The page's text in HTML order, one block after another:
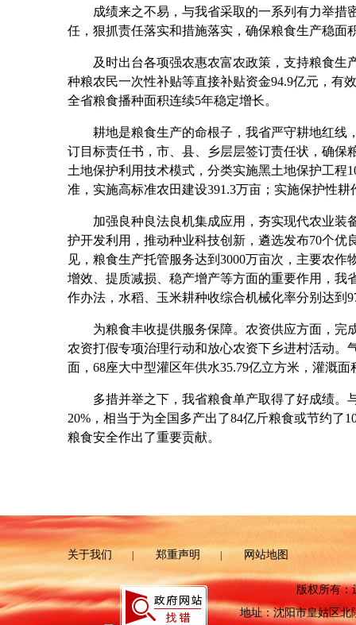
成绩来之不易，与我省采取的一系列有力举措密
任，狠抓责任落实和措施落实，确保粮食生产稳面
及时出台各项强农惠农富农政策，支持粮食生
种粮农民一次性补贴等直接补贴资金94.9亿元，有
全省粮食播种面积连续5年稳定增长。
耕地是粮食生产的命根子，我省严守耕地红线，
订目标责任书，市、县、乡层层签订责任状，确保
土地保护利用技术模式，分类实施黑土地保护工程
准，实施高标准农田建设391.3万亩；实施保护性
加强良种良法良机集成应用，夯实现代农业装备
护开发利用，推动种业科技创新，遴选发布70个
见，粮食生产托管服务达到3000万亩次，主要农
增效、提质减损、稳产增产等方面的重要作用，
作办法，水稻、玉米耕种收综合机械化率分别达到
为粮食丰收提供服务保障。农资供应方面，完成
农资打假专项治理行动和放心农资下乡进村活动。
面，68座大中型灌区年供水35.79亿立方米，灌溉
多措并举之下，我省粮食单产取得了好成绩。
20%，相当于为全国多产出了84亿斤粮食或节约了
粮食安全作出了重要贡献。
关于我们 郑重声明 网站地图
版权所有
地址：沈阳市皇姑区